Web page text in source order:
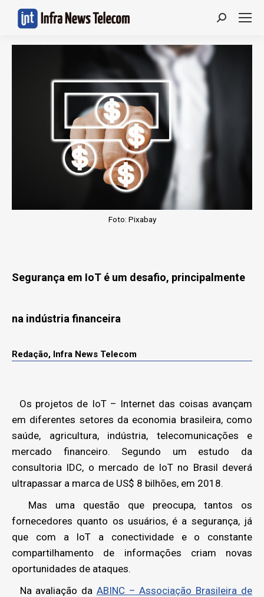
Search:
Foto: Pixabay
Segurança em IoT é um desafio, principalmente
na indústria financeira
Redação, Infra News Telecom
Os projetos de IoT – Internet das coisas avançam
em diferentes setores da economia brasileira, como
saúde, agricultura, indústria, telecomunicações e
mercado financeiro. Segundo um estudo da
consultoria IDC, o mercado de IoT no Brasil deverá
ultrapassar a marca de US$ 8 bilhões, em 2018.
Mas uma questão que preocupa, tantos os
fornecedores quanto os usuários, é a segurança, já
que com a IoT a conectividade e o constante
compartilhamento de informações criam novas
oportunidades de ataques.
Na avaliação da ABINC – Associação Brasileira de